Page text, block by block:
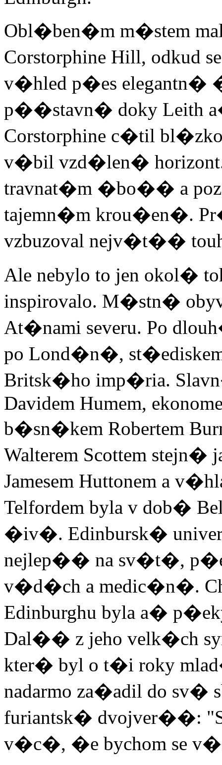
Obl�ben�m m�stem
Corstorphine Hill, odkud
v�hled p�es elegantn�
p��stavn� doky Leith
Corstorphine c�til
v�bil vzd�len� horizont.
travnat�m �bo�� a
tajemn�m krou�en�.
vzbuzoval nejv�t��
Ale nebylo to jen okol�
inspirovalo. M�stn�
At�nami severu. Po
po Lond�n�,
Britsk�ho imp�ria.
Davidem Humem,
b�sn�kem Robertem
Walterem Scottem stejn�
Jamesem Huttonem a
Telfordem byla v dob�
�iv�. Edinbursk�
nejlep�� na sv�t�,
v�d�ch a medic�n�.
Edinburghu byla a�
Dal�� z jeho velk�ch
kter� byl o t�i roky
nadarmo za�adil do
furiantsk� dvojver��:
v�c�, �e bychom se